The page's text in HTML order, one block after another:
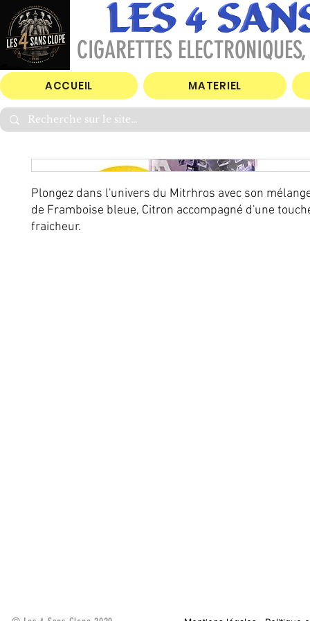
CIGARETTES
ACCUEIL MATERIEL
Plongez dans l'univers du Mitrhros avec son
de Framboise bleue, Citron accompagné d'une
fraicheur.